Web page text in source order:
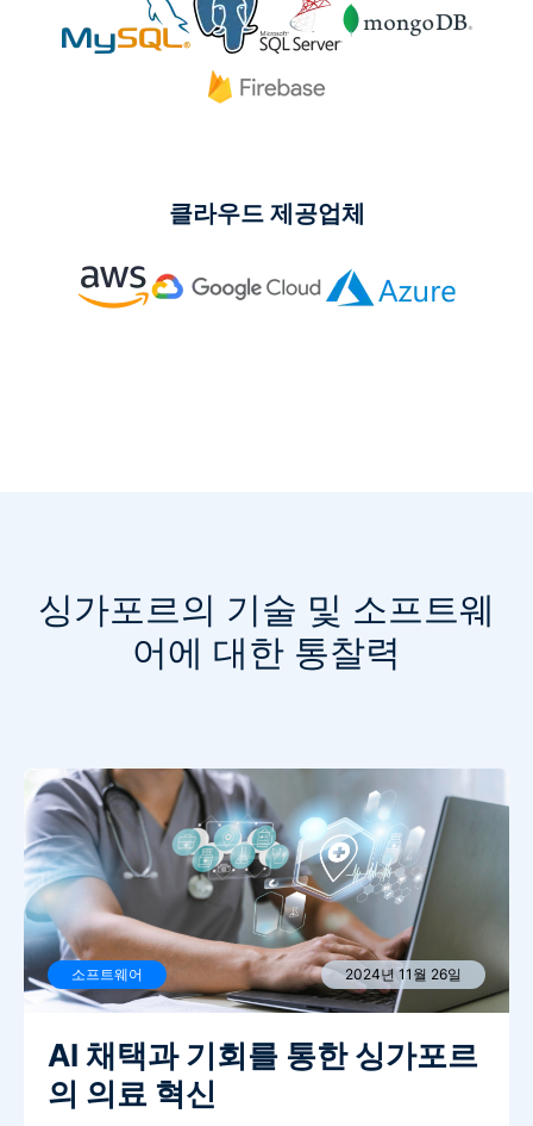
클라우드 제공업체
싱가포르의 기술 및 소프트웨
어에 대한 통찰력
소프트웨어 2024년 11월 26일
AI 채택과 기회를 통한 싱가포르
의 의료 혁신